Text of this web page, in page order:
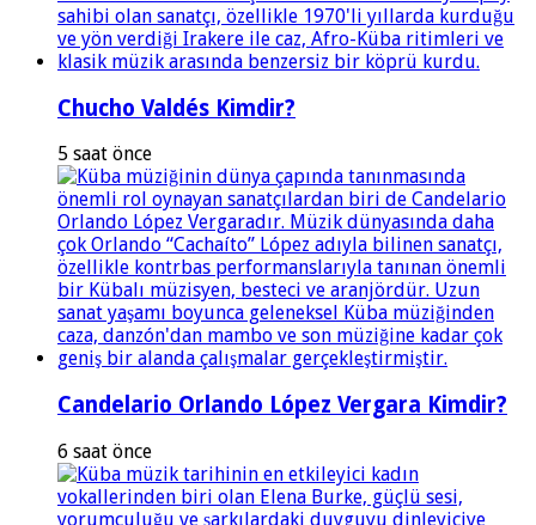
Chucho Valdés Kimdir?
5 saat önce
Candelario Orlando López Vergara Kimdir?
6 saat önce